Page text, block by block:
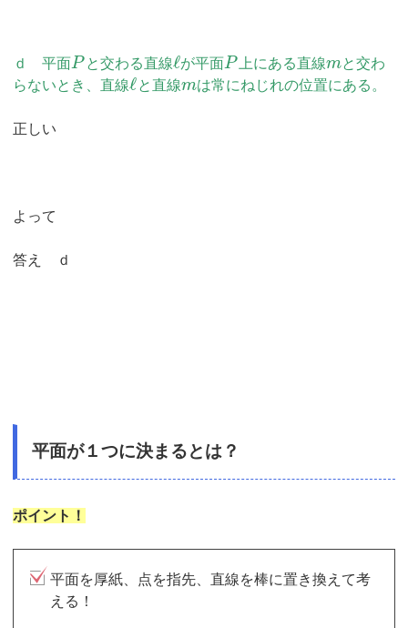
ｄ 平面P と交わる直線ℓが平面P 上にある直線mと交わ
らないとき、直線ℓと直線mは常にねじれの位置にある。
正しい
よって
答え ｄ
平面が１つに決まるとは？
ポイント！
平面を厚紙、点を指先、直線を棒に置き換えて考
える！